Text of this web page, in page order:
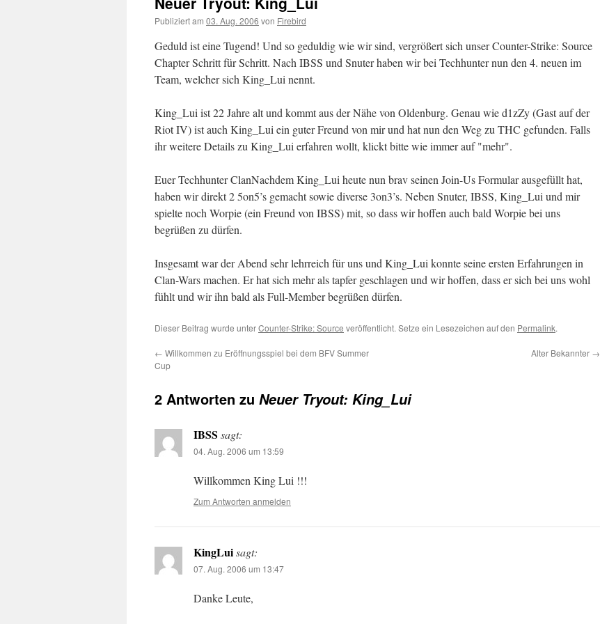
Publiziert am 03. Aug. 2006 von Firebird
Geduld ist eine Tugend! Und so geduldig wie wir sind, vergrößert sich unser Counter-Strike: Source
Chapter Schritt für Schritt. Nach IBSS und Snuter haben wir bei Techhunter nun den 4. neuen im
Team, welcher sich King_Lui nennt.
King_Lui ist 22 Jahre alt und kommt aus der Nähe von Oldenburg. Genau wie d1zZy (Gast auf der
Riot IV) ist auch King_Lui ein guter Freund von mir und hat nun den Weg zu THC gefunden. Falls
ihr weitere Details zu King_Lui erfahren wollt, klickt bitte wie immer auf "mehr".
Euer Techhunter ClanNachdem King_Lui heute nun brav seinen Join-Us Formular ausgefüllt hat,
haben wir direkt 2 5on5’s gemacht sowie diverse 3on3’s. Neben Snuter, IBSS, King_Lui und mir
spielte noch Worpie (ein Freund von IBSS) mit, so dass wir hoffen auch bald Worpie bei uns
begrüßen zu dürfen.
Insgesamt war der Abend sehr lehrreich für uns und King_Lui konnte seine ersten Erfahrungen in
Clan-Wars machen. Er hat sich mehr als tapfer geschlagen und wir hoffen, dass er sich bei uns wohl
fühlt und wir ihn bald als Full-Member begrüßen dürfen.
Dieser Beitrag wurde unterCounter-Strike: Source veröffentlicht. Setze ein Lesezeichen auf den Permalink.
← Willkommen zu Eröffnungsspiel bei dem BFV Summer
Cup
Alter Bekannter →
2 Antworten zu Neuer Tryout: King_Lui
IBSS sagt:
04. Aug. 2006 um 13:59
Willkommen King Lui !!!
Zum Antworten anmelden
KingLuisagt:
07. Aug. 2006 um 13:47
Danke Leute,